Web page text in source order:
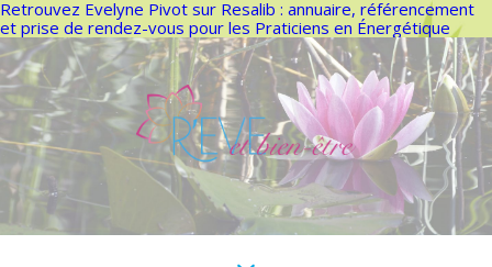
Retrouvez Evelyne Pivot sur Resalib : annuaire, référencement
et prise de rendez-vous pour les Praticiens en Énergétique